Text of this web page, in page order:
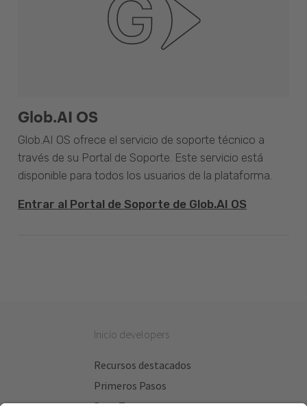
Glob.AI OS
Glob.AI OS ofrece el servicio de soporte técnico a
través de su Portal de Soporte. Este servicio está
disponible para todos los usuarios de la plataforma.
Entrar al Portal de Soporte de Glob.AI OS
Inicio developers
Recursos destacados
Primeros Pasos